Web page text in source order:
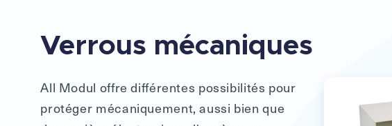
Verrous mécaniques
All Modul offre différentes possibilités pour
protéger mécaniquement, aussi bien que